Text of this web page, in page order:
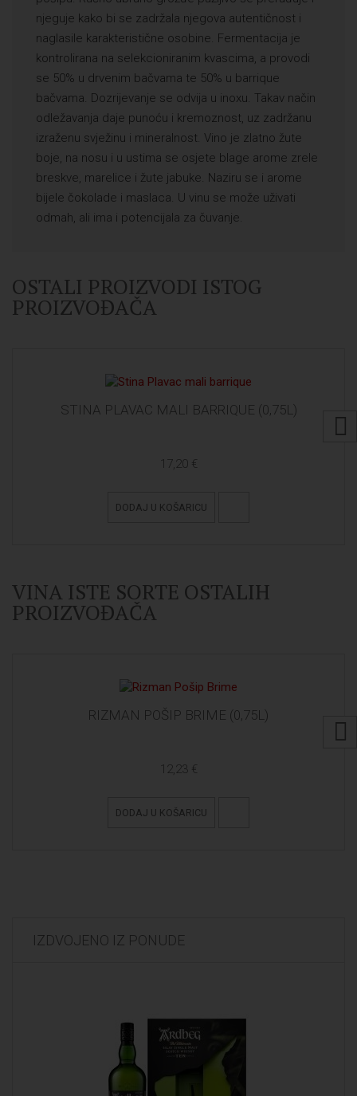
njeguje kako bi se zadržala njegova autentičnost i
naglasile karakteristične osobine. Fermentacija je
kontrolirana na selekcioniranim kvascima, a provodi
se 50% u drvenim bačvama te 50% u barrique
bačvama. Dozrijevanje se odvija u inoxu. Takav način
odležavanja daje punoću i kremoznost, uz zadržanu
izraženu svježinu i mineralnost. Vino je zlatno žute
boje, na nosu i u ustima se osjete blage arome zrele
breskve, marelice i žute jabuke. Naziru se i arome
bijele čokolade i maslaca. U vinu se može uživati
odmah, ali ima i potencijala za čuvanje.
OSTALI PROIZVODI ISTOG
PROIZVOĐAČA
STINA PLAVAC MALI BARRIQUE (0,75L)
17,20 €
DODAJ U KOŠARICU
VINA ISTE SORTE OSTALIH
PROIZVOĐAČA
RIZMAN POŠIP BRIME (0,75L)
12,23 €
DODAJ U KOŠARICU
IZDVOJENO IZ PONUDE